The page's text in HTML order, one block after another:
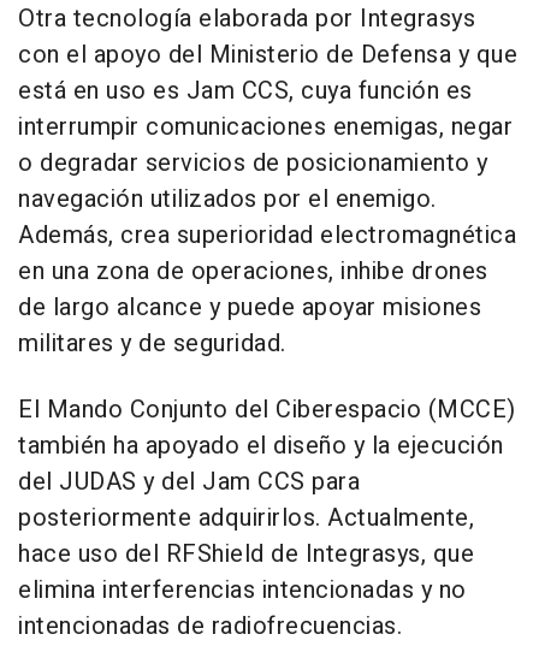
Otra tecnología elaborada por Integrasys
con el apoyo del Ministerio de Defensa y que
está en uso es Jam CCS, cuya función es
interrumpir comunicaciones enemigas, negar
o degradar servicios de posicionamiento y
navegación utilizados por el enemigo.
Además, crea superioridad electromagnética
en una zona de operaciones, inhibe drones
de largo alcance y puede apoyar misiones
militares y de seguridad.
El Mando Conjunto del Ciberespacio (MCCE)
también ha apoyado el diseño y la ejecución
del JUDAS y del Jam CCS para
posteriormente adquirirlos. Actualmente,
hace uso del RFShield de Integrasys, que
elimina interferencias intencionadas y no
intencionadas de radiofrecuencias.